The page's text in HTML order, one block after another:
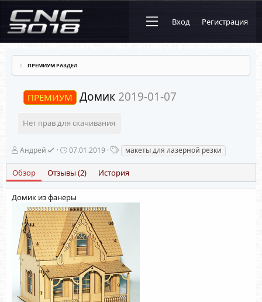
Вход Регистрация
ПРЕМИУМ РАЗДЕЛ
ПРЕМИУМ Домик 2019-01-07
Нет прав для скачивания
А
т
о
р
Андрей
Д
а
с
о
з
д
а
н
и
я
07.01.2019
Т
е
и
макеты для лазерной резки
Обзор Отзывы (2) История
Домик из фанеры